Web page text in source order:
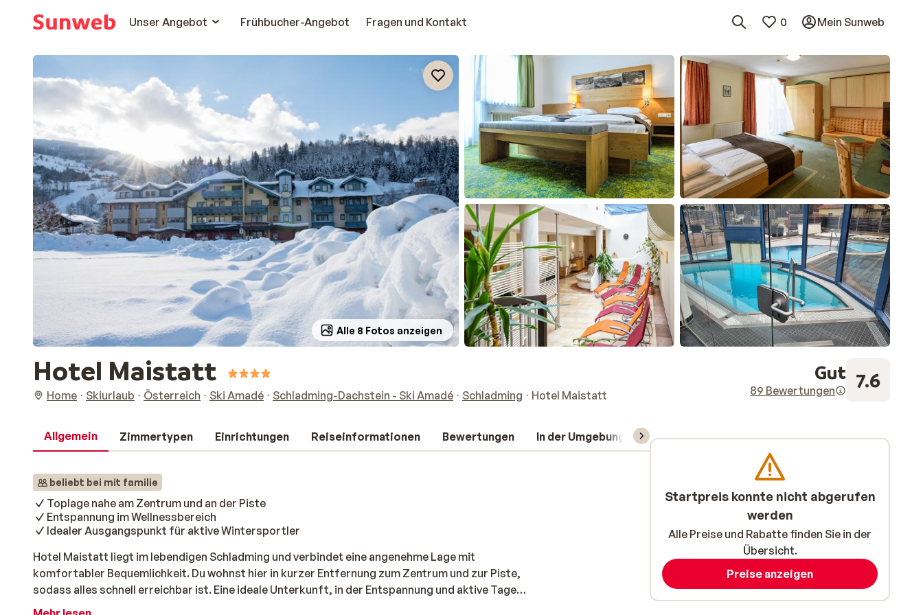
Unser Angebot
Frühbucher-Angebot Fragen und Kontakt 0 Mein Sunweb
Alle 8 Fotos anzeigen
Hotel Maistatt
Home Skiurlaub Österreich Ski Amadé Schladming-Dachstein - Ski Amadé Schladming Hotel Maistatt
Gut
89 Bewertungen 7.6
Allgemein Zimmertypen Einrichtungen Reiseinformationen Bewertungen In der Umgebung Skipass/Kurse/Material
beliebt bei mit familie
Toplage nahe am Zentrum und an der Piste
Entspannung im Wellnessbereich
Idealer Ausgangspunkt für aktive Wintersportler
Hotel Maistatt liegt im lebendigen Schladming und verbindet eine angenehme Lage mit
komfortabler Bequemlichkeit. Du wohnst hier in kurzer Entfernung zum Zentrum und zur Piste,
sodass alles schnell erreichbar ist. Eine ideale Unterkunft, in der Entspannung und aktive Tage
ganz selbstverständlich zusammenkommen. Die Zimmer sind großzügig gestaltet und
Startpreis konnte nicht abgerufen
werden
Alle Preise und Rabatte finden Sie in der
Übersicht.
Preise anzeigen